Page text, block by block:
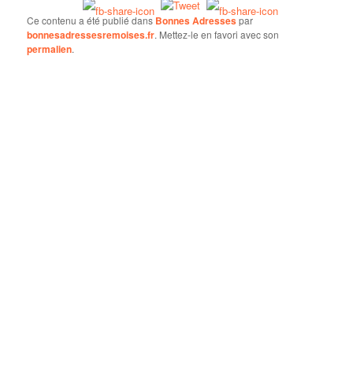
Ce contenu a été publié dans Bonnes Adressespar
bonnesadressesremoises.fr. Mettez-le en favori avec son
permalien.